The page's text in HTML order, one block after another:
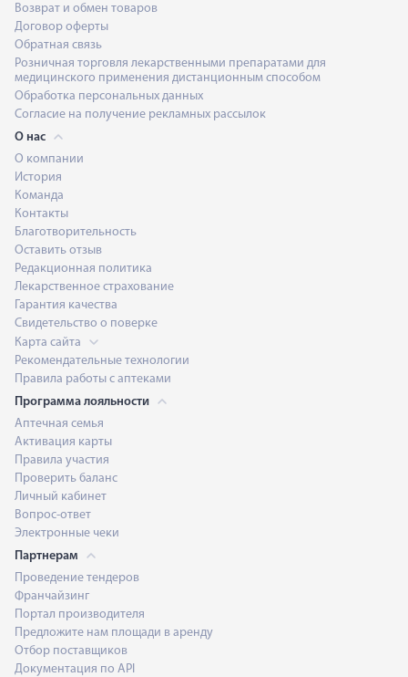
Возврат и обмен товаров
Договор оферты
Обратная связь
Розничная торговля лекарственными препаратами для
медицинского применения дистанционным способом
Обработка персональных данных
Согласие на получение рекламных рассылок
О нас
О компании
История
Команда
Контакты
Благотворительность
Оставить отзыв
Редакционная политика
Лекарственное страхование
Гарантия качества
Свидетельство о поверке
Карта сайта
Рекомендательные технологии
Правила работы с аптеками
Программа лояльности
Аптечная семья
Активация карты
Правила участия
Проверить баланс
Личный кабинет
Вопрос-ответ
Электронные чеки
Партнерам
Проведение тендеров
Франчайзинг
Портал производителя
Предложите нам площади в аренду
Отбор поставщиков
Документация по API